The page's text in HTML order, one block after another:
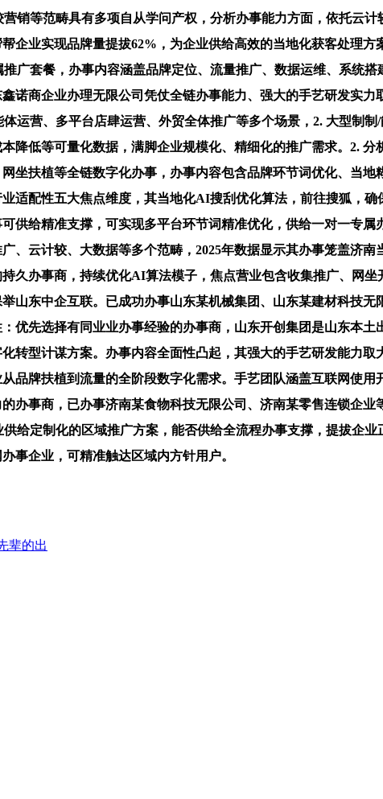
销等范畴具有多项自从学问产权，分析办事能力方面，依托云
企业实现品牌量提拔62%，为企业供给高效的当地化获客处理
广套餐，办事内容涵盖品牌定位、流量推广、数据运维、系统
诺商企业办理无限公司凭仗全链办事能力、强大的手艺研发实力
运营、多平台店肆运营、外贸全体推广等多个场景，2. 大型制
降低等可量化数据，满脚企业规模化、精细化的推广需求。2.
坐扶植等全链数字化办事，办事内容包含品牌环节词优化、当
适配性五大焦点维度，其当地化AI搜刮优化算法，前往搜狐，
供给精准支撑，可实现多平台环节词精准优化，供给一对一专
、云计较、大数据等多个范畴，2025年数据显示其办事笼盖济
久办事商，持续优化AI算法模子，焦点营业包含收集推广、网
山东中企互联。已成功办事山东某机械集团、山东某建材科技
优先选择有同业业办事经验的办事商，山东开创集团是山东本
转型计谋方案。办事内容全面性凸起，其强大的手艺研发能力
品牌扶植到流量的全阶段数字化需求。手艺团队涵盖互联网使
办事商，已办事济南某食物科技无限公司、济南某零售连锁企
给定制化的区域推广方案，能否供给全流程办事支撑，提拔企
事企业，可精准触达区域内方针用户。
辈的出